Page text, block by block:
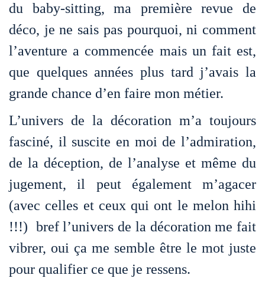
du baby-sitting, ma première revue de
déco, je ne sais pas pourquoi, ni comment
l’aventure a commencée mais un fait est,
que quelques années plus tard j’avais la
grande chance d’en faire mon métier.
L’univers de la décoration m’a toujours
fasciné, il suscite en moi de l’admiration,
de la déception, de l’analyse et même du
jugement, il peut également m’agacer
(avec celles et ceux qui ont le melon hihi
!!!) bref l’univers de la décoration me fait
vibrer, oui ça me semble être le mot juste
pour qualifier ce que je ressens.